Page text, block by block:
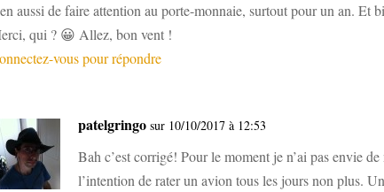
aussi de faire attention au porte-monnaie, surtout pour un an. Et
qui ? 😀 Allez, bon vent !
vous pour répondre
patelgringo sur 10/10/2017 à 12:53
Bah c’est corrigé! Pour le moment je n’ai pas envie de
l’intention de rater un avion tous les jours non plus.